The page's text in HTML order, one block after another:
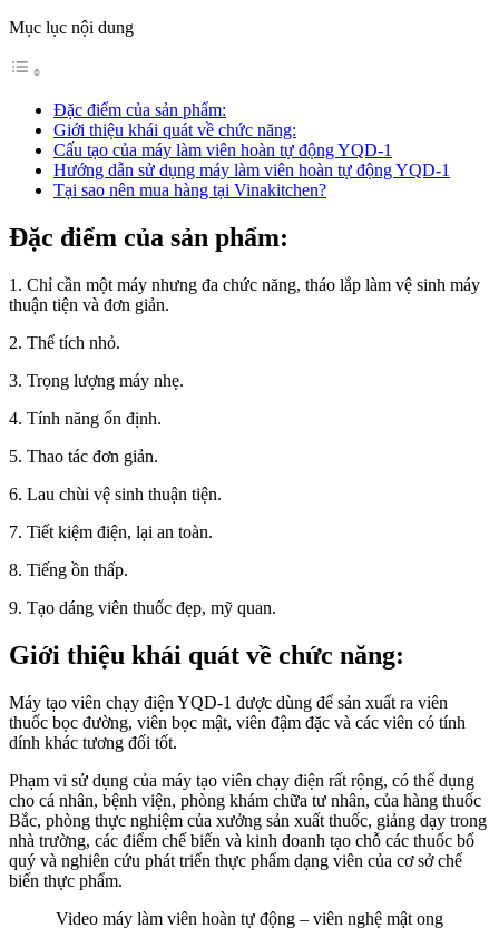
Mục lục nội dung
Đặc điểm của sản phẩm:
Giới thiệu khái quát về chức năng:
Cấu tạo của máy làm viên hoàn tự động YQD-1
Hướng dẫn sử dụng máy làm viên hoàn tự động YQD-1
Tại sao nên mua hàng tại Vinakitchen?
Đặc điểm của sản phẩm:
1. Chỉ cần một máy nhưng đa chức năng, tháo lắp làm vệ sinh máy
thuận tiện và đơn giản.
2. Thể tích nhỏ.
3. Trọng lượng máy nhẹ.
4. Tính năng ổn định.
5. Thao tác đơn giản.
6. Lau chùi vệ sinh thuận tiện.
7. Tiết kiệm điện, lại an toàn.
8. Tiếng ồn thấp.
9. Tạo dáng viên thuốc đẹp, mỹ quan.
Giới thiệu khái quát về chức năng:
Máy tạo viên chạy điện YQD-1 được dùng để sản xuất ra viên
thuốc bọc đường, viên bọc mật, viên đậm đặc và các viên có tính
dính khác tương đối tốt.
Phạm vi sử dụng của máy tạo viên chạy điện rất rộng, có thể dụng
cho cá nhân, bệnh viện, phòng khám chữa tư nhân, của hàng thuốc
Bắc, phòng thực nghiệm của xưởng sản xuất thuốc, giảng dạy trong
nhà trường, các điểm chế biến và kinh doanh tạo chỗ các thuốc bổ
quý và nghiên cứu phát triển thực phẩm dạng viên của cơ sở chế
biến thực phẩm.
Video máy làm viên hoàn tự động – viên nghệ mật ong